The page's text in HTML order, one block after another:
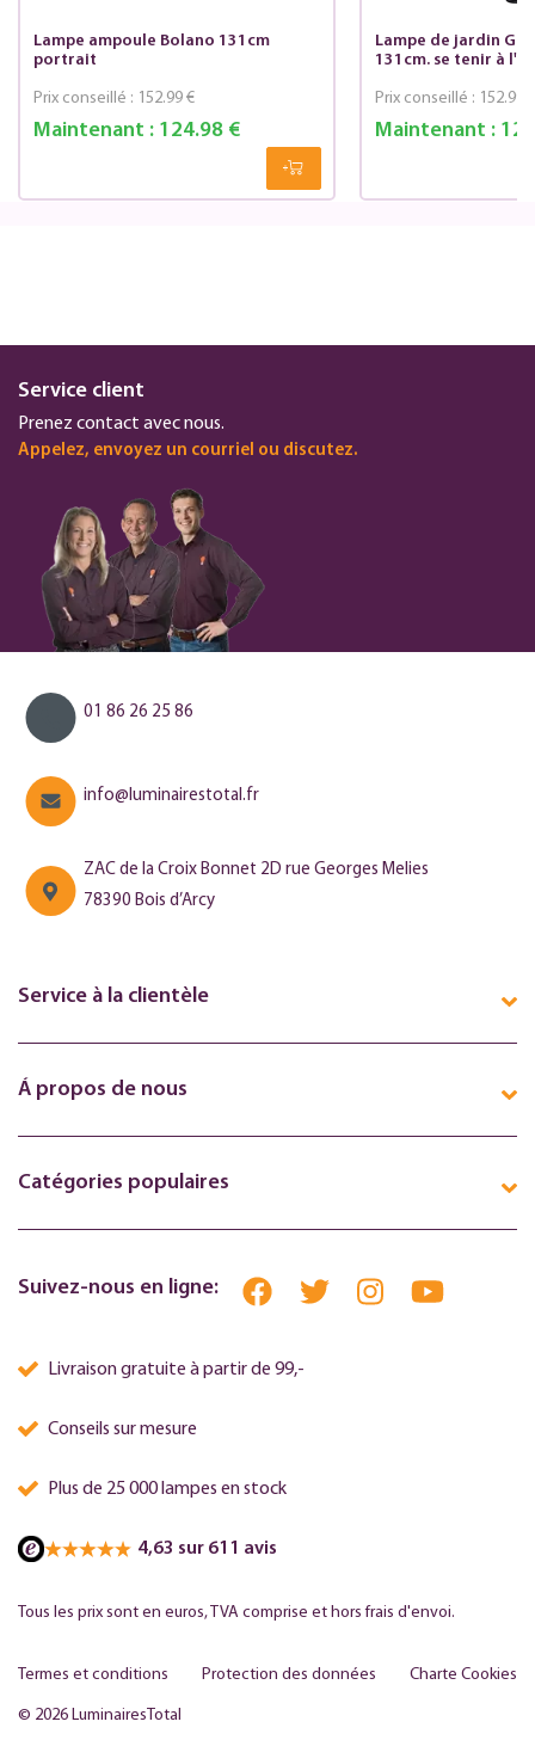
Lampe ampoule Bolano 131cm
portrait
Maintenant :124.98 €
Prix conseillé : 152.99 €
Lampe de jardin
131cm. se tenir à
Maintenant :
Prix conseillé : 152.99 €
Service client
Prenez contact avec nous.
Appelez, envoyez un courriel ou discutez.
01 86 26 25 86
info@luminairestotal.fr
ZAC de la Croix Bonnet 2D rue Georges Melies
78390 Bois d’Arcy
Service à la clientèle
Á propos de nous
Catégories populaires
Suivez-nous en ligne:
Livraison gratuite à partir de 99,-
Conseils sur mesure
Plus de 25 000 lampes en stock
4,63 sur 611 avis
Tous les prix sont en euros, TVA comprise et hors frais d'envoi.
© 2026 LuminairesTotal
Termes et conditions Protection des données Charte Cookies